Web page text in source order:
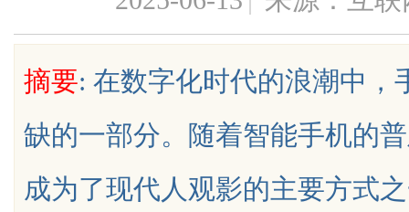
摘要: 在数字化时代的浪潮中，
缺的一部分。随着智能手机的
成为了现代人观影的主要方式